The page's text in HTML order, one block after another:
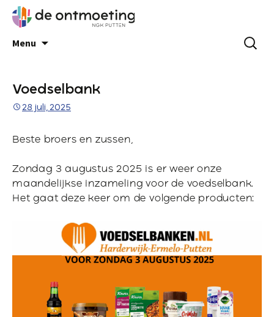
Menu
Voedselbank
28 juli, 2025
Beste broers en zussen,
Zondag 3 augustus 2025 is er weer onze
maandelijkse inzameling voor de voedselbank.
Het gaat deze keer om de volgende producten: